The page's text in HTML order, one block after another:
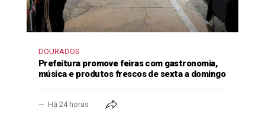
DOURADOS
Prefeitura promove feiras com gastronomia,
música e produtos frescos de sexta a domingo
Há 24 horas